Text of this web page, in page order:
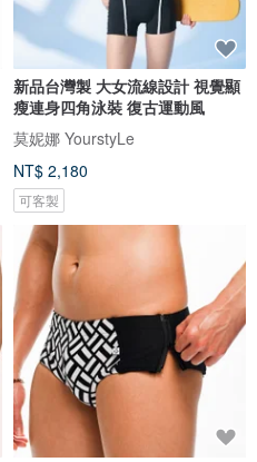
新品台灣製 大女流線設計 視覺顯
瘦連身四角泳裝 復古運動風
莫妮娜 YourstyLe
NT$ 2,180
可客製